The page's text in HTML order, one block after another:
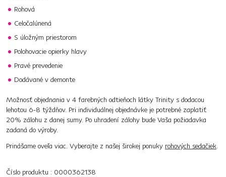
Rohová
Celočalúnená
S úložným priestorom
Polohovacie opierky hlavy
Pravé prevedenie
Dodávané v demonte
Možnosť objednania v 4 farebných odtieňoch látky Trinity s dodacou
lehotou 6-8 týždňov. Pri individuálnej objednávke je potrebné zaplatiť
20% zálohu z danej sumy. Po uhradení zálohy bude Vaša požiadavka
zadaná do výroby.
Prinášame oveľa viac. Vyberajte z našej širokej ponuky rohových sedačiek.
Číslo produktu : 0000362138